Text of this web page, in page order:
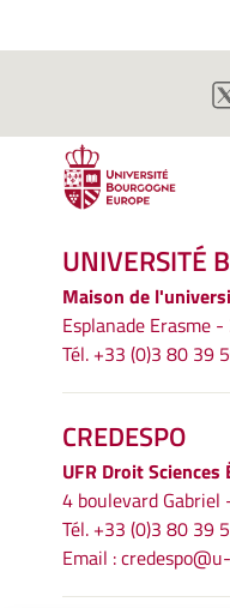
UNIVERSITÉ
Maison de
Esplanade Erasme
Tél. +33 (0)3 80 39
CREDESPO
UFR Droit
4 boulevard Gabriel
Tél. +33 (0)3 80 39
Email :